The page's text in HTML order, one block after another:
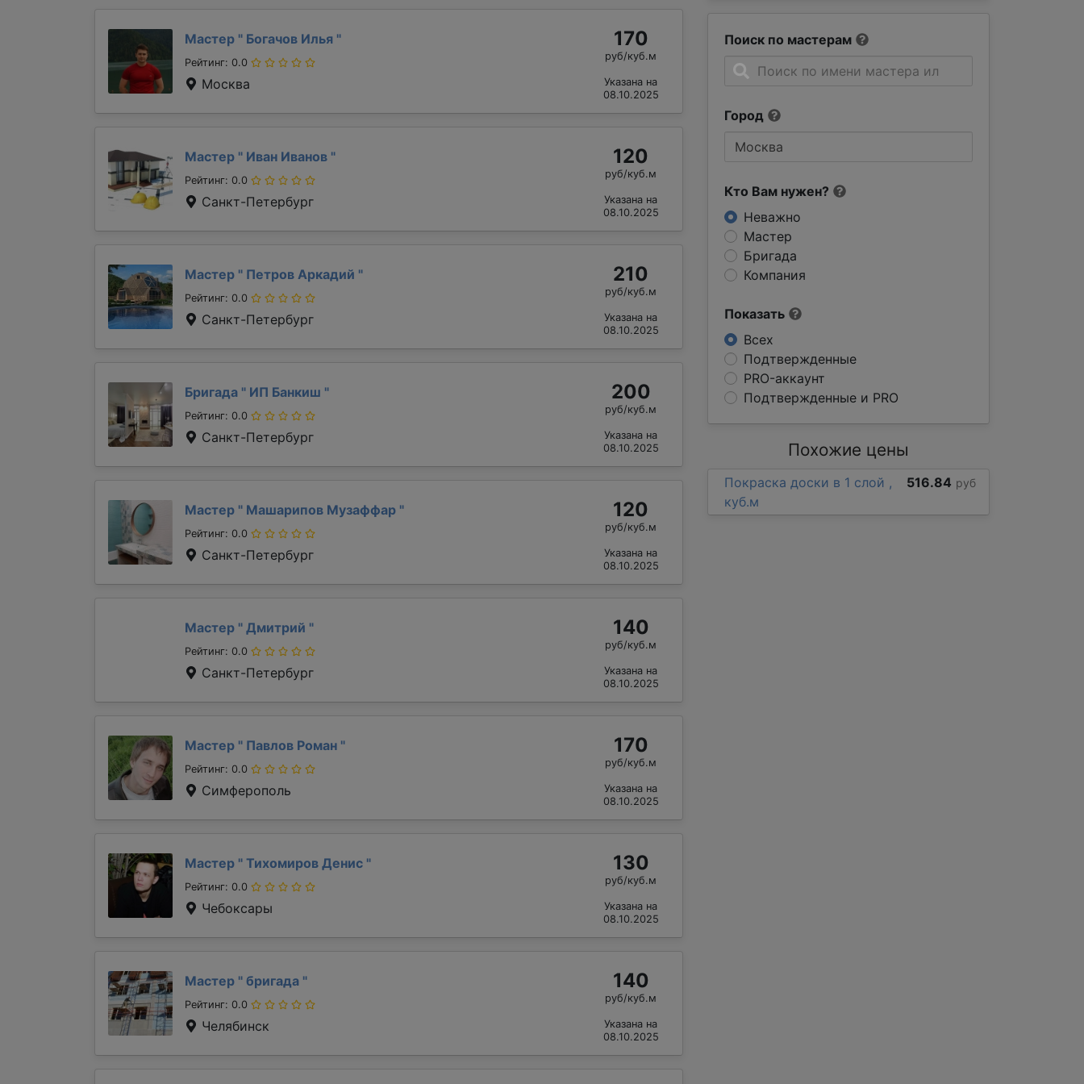
Поиск по мастерам
Город
Кто Вам нужен?
Неважно
Мастер
Бригада
Компания
Показать
Всех
Подтвержденные
PRO-аккаунт
Подтвержденные и PRO
Мастер " Богачов Илья "
Рейтинг: 0.0
Москва
170
руб/куб.м
Указана на
08.10.2025
Мастер " Иван Иванов "
Рейтинг: 0.0
Санкт-Петербург
120
руб/куб.м
Указана на
08.10.2025
Мастер " Петров Аркадий "
Рейтинг: 0.0
Санкт-Петербург
210
руб/куб.м
Указана на
08.10.2025
Бригада " ИП Банкиш "
Рейтинг: 0.0
Санкт-Петербург
200
руб/куб.м
Указана на
08.10.2025
Мастер " Машарипов Музаффар "
Рейтинг: 0.0
Санкт-Петербург
120
руб/куб.м
Указана на
08.10.2025
Мастер " Дмитрий "
Рейтинг: 0.0
Санкт-Петербург
140
руб/куб.м
Указана на
08.10.2025
Мастер " Павлов Роман "
Рейтинг: 0.0
Симферополь
170
руб/куб.м
Указана на
08.10.2025
Мастер " Тихомиров Денис "
Рейтинг: 0.0
Чебоксары
130
руб/куб.м
Указана на
08.10.2025
Мастер " бригада "
Рейтинг: 0.0
Челябинск
140
руб/куб.м
Указана на
08.10.2025
Похожие цены
Покраска доски в 1 слой ,
куб.м
516.84 руб